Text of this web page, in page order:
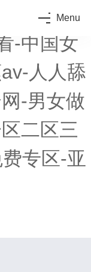
人黄色-
-中国女
人人舔
-男女做
二区三
专区-亚
Menu